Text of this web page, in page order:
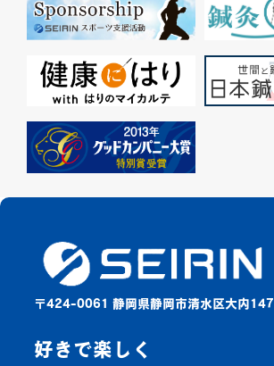
〒424-0061 静岡県静岡市清水区大内147
好きで楽しく